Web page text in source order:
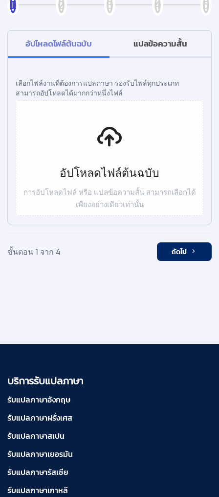
อัปโหลดไฟล์ต้นฉบับ แปลข้อความสั้น
เลือกไฟล์งานที่ต้องการแปลภาษา รองรับไฟล์ทุกประเภท
สามารถอัปโหลดได้มากกว่าหนึ่งไฟล์
อัปโหลดไฟล์ต้นฉบับ
การอัปโหลดไฟล์ หรือ แปลข้อความสั้น สามารถเลือกได้
เพียงอย่างเดียวเท่านั้น
ขั้นตอน 1 จาก 4 ถัดไป
บริการรับแปลภาษา
รับแปลภาษาอังกฤษ
รับแปลภาษาฝรั่งเศส
รับแปลภาษาสเปน
รับแปลภาษาเยอรมัน
รับแปลภาษารัสเซีย
รับแปลภาษาเกาหลี